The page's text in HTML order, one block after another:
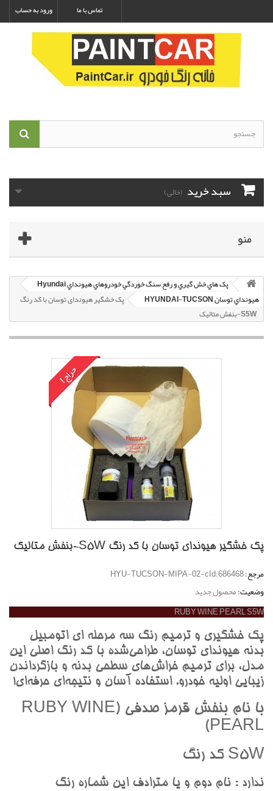
ورود به حساب تماس با ما
سبد خرید (خالی)
منو
پک هاي خش گيري و رفع سنگ خوردگي خودروهاي هيونداي Hyundai
هيونداي توسان HYUNDAI-TUCSON
پک خشگير هیوندای توسان با کد رنگ
S5W-بنفش متاليک
حراج!
پک خشگير هیوندای توسان با کد رنگ S5W-بنفش متاليک
مرجع:HYU-TUCSON-MIPA-02-cId:686468
وضعیت:محصول جدید
RUBY WINE PEARL S5W
پک خشگيري و ترميم رنگ سه مرحله اي اتومبيل
بدنه هيونداي توسان، طراحي‌شده با کد رنگ اصلي اين
مدل، براي ترميم خراش‌هاي سطحي بدنه و بازگرداندن
زيبايي اوليه خودرو. استفاده آسان و نتيجه‌اي حرفه‌اي!
با نام بنفش قرمز صدفي (RUBY WINE
PEARL)
S5W کد رنگ
ندارد : نام دوم و يا مترادف اين شماره رنگ